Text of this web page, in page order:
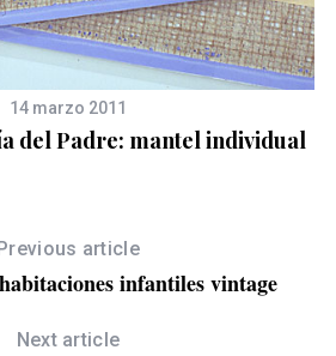
14 marzo 2011
del Padre: mantel individual
article
infantiles vintage
Next article